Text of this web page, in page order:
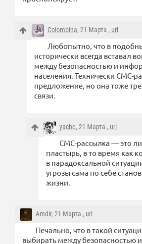
Colombina, 21 Марта , url
Любопытно, что в
исторически всегда вставал
между безопасностью и
населения. Технически СМС-
предложение, но она тоже
связи.
yache, 21 Марта , url
СМС-рассылка — это
пластырь, в то время как
в парадоксальной
угрозы сама по себе
жизни.
Amdir, 21 Марта , url
Печально, что в такой
выбирать между безопасностью